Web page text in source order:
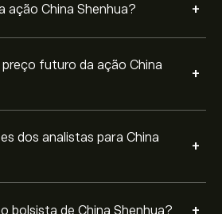
ação China Shenhua? +
futuro da ação China
+
dos analistas para China
+
bolsista de China Shenhua?